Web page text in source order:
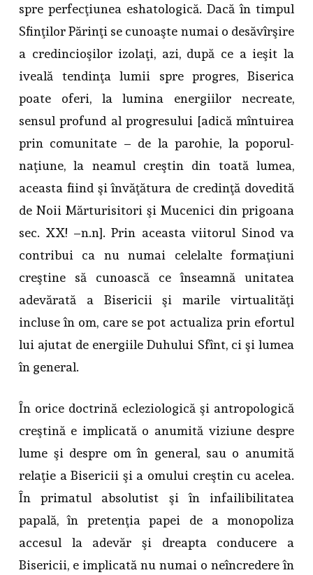
spre perfecţiunea eshatologică. Dacă în timpul
Sfinţilor Părinţi se cunoaşte numai o desăvîrşire
a credincioşilor izolaţi, azi, după ce a ieşit la
iveală tendinţa lumii spre progres, Biserica
poate oferi, la lumina energiilor necreate,
sensul profund al progresului [adică mîntuirea
prin comunitate – de la parohie, la poporul-
naţiune, la neamul creştin din toată lumea,
aceasta fiind şi învăţătura de credinţă dovedită
de Noii Mărturisitori şi Mucenici din prigoana
sec. XX! –n.n]. Prin aceasta viitorul Sinod va
contribui ca nu numai celelalte formaţiuni
creştine să cunoască ce înseamnă unitatea
adevărată a Bisericii şi marile virtualităţi
incluse în om, care se pot actualiza prin efortul
lui ajutat de energiile Duhului Sfînt, ci şi lumea
în general.
În orice doctrină ecleziologică şi antropologică
creştină e implicată o anumită viziune despre
lume şi despre om în general, sau o anumită
relaţie a Bisericii şi a omului creştin cu acelea.
În primatul absolutist şi în infailibilitatea
papală, în pretenţia papei de a monopoliza
accesul la adevăr şi dreapta conducere a
Bisericii, e implicată nu numai o neîncredere în